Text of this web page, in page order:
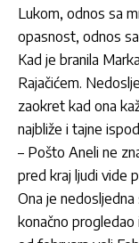
Lukom, odnos sa
opasnost, odnos
Kad je branila
Rajačićem.
zaokret kad ona
najbliže i tajne
– Pošto Aneli ne
pred kraj ljudi vide
Ona je
konačno progledao